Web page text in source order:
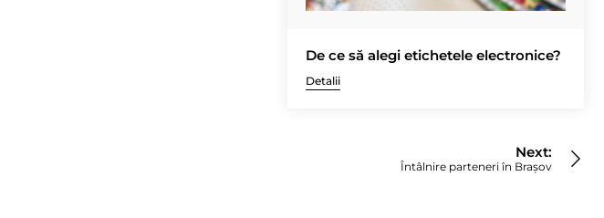
De ce să alegi etichetele electronice?
Detalii
Next:
Întâlnire parteneri în Brașov